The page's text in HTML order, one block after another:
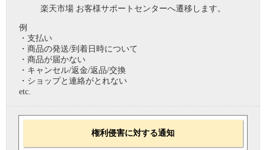
楽天市場 お客様サポートセンターへ遷移します。
例
・支払い
・商品の発送/到着日時について
・商品が届かない
・キャンセル/返金/返品/交換
・ショップと連絡がとれない
etc.
権利侵害に対する通知